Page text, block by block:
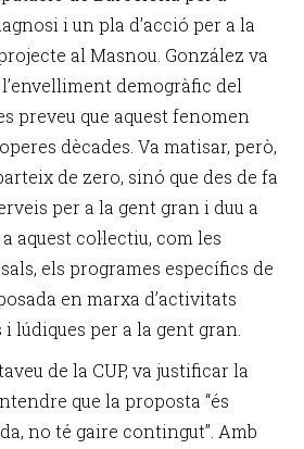
i un pla d’acció per a la
al Masnou. González va
demogràfic del
preveu que aquest fenomen
dècades. Va matisar, però,
de zero, sinó que des de fa
per a la gent gran i duu a
aquest col·lectiu, com les
els programes específics de
en marxa d’activitats
lúdiques per a la gent gran.
de la CUP, va justificar la
que la proposta “és
no té gaire contingut”. Amb